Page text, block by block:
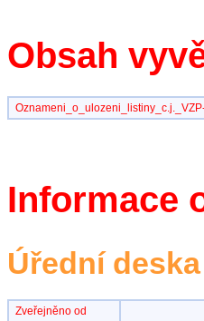
Obsah
Informace
Úřední
Zveřejněno od